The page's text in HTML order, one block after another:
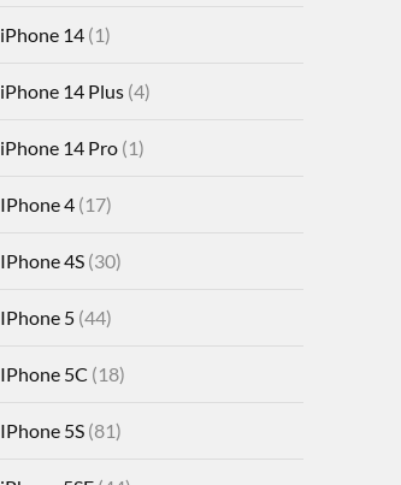
iPhone 14(1)
iPhone 14 Plus(4)
iPhone 14 Pro(1)
IPhone 4(17)
IPhone 4S(30)
IPhone 5(44)
IPhone 5C (18)
IPhone 5S(81)